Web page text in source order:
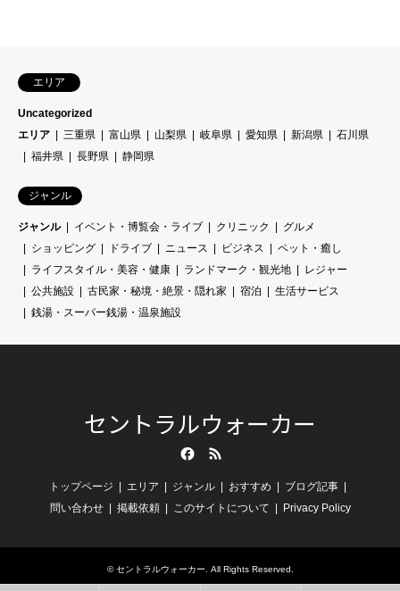
エリア
Uncategorized
エリア
三重県 富山県 山梨県 岐阜県 愛知県 新潟県
石川県
福井県
長野県 静岡県
ジャンル
ジャンル イベント・博覧会・ライブ クリニック
グルメ
ショッピング
ドライブ ニュース ビジネス
ペット・癒し
ライフスタイル・美容・健康
ランドマーク・観光地
レジャー
公共施設
古民家・秘境・絶景・隠れ家 宿泊
生活サービス
銭湯・スーパー銭湯・温泉施設
セントラルウォーカー
トップページ エリア ジャンル おすすめ
ブログ記事
問い合わせ
掲載依頼 このサイトについて Privacy Policy
©セントラルウォーカー. All Rights Reserved.